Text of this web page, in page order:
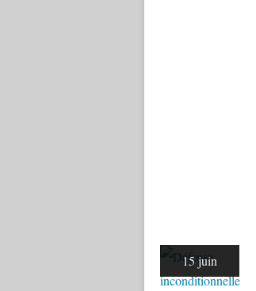
15 juin